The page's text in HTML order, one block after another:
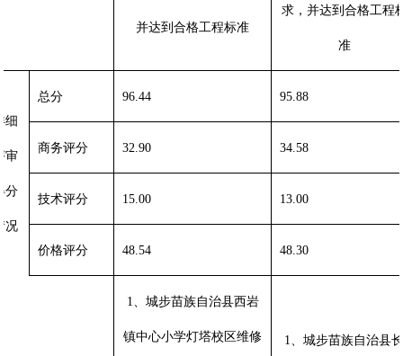
并达到合格工程标准
求，并达到合格工程
准
细
审
分
况
总分 96.44 95.88
商务评分 32.90 34.58
技术评分 15.00 13.00
价格评分 48.54 48.30
1、城步苗族自治县西岩
镇中心小学灯塔校区维修 1、城步苗族自治县